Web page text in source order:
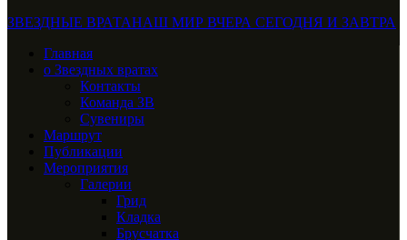
ЗВЕЗДНЫЕ ВРАТАНАШ МИР ВЧЕРА СЕГОДНЯ И ЗАВТРА
Главная
о Звездных вратах
Контакты
Команда ЗВ
Сувениры
Маршрут
Публикации
Мероприятия
Галерии
Грид
Кладка
Брусчатка